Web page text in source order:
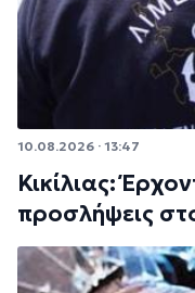
10.08.2026 · 13:47
Κικίλιας:
προσλήψεις